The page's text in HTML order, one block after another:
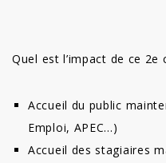
Quel est l’impact de ce
Accueil du public
Emploi, APEC…)
Accueil des stagiaires